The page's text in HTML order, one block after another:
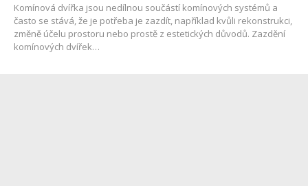
Komínová dvířka jsou nedílnou součástí komínových systémů a
často se stává, že je potřeba je zazdít, například kvůli rekonstrukci,
změně účelu prostoru nebo prostě z estetických důvodů. Zazdění
komínových dvířek…